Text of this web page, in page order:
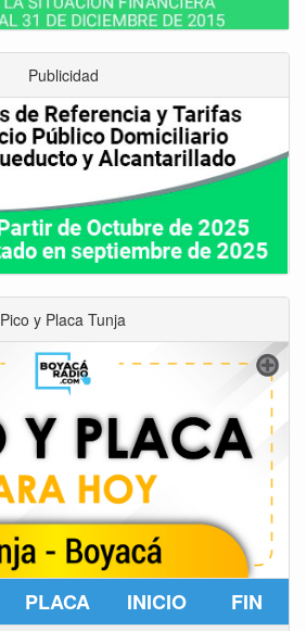
Publicidad
Pico y Placa Tunja
PLACA INICIO FIN